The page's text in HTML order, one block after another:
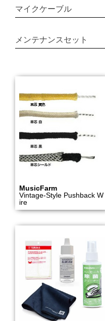
マイクケーブル
メンテナンスセット
MusicFarm
Vintage-Style Pushback W
ire